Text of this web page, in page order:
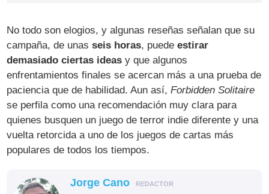
No todo son elogios, y algunas reseñas señalan que su
campaña, de unasseis horas, puedeestirar
demasiado ciertas ideas y que algunos
enfrentamientos finales se acercan más a una prueba de
paciencia que de habilidad. Aun así,Forbidden Solitaire
se perfila como una recomendación muy clara para
quienes busquen un juego de terror indie diferente y una
vuelta retorcida a uno de los juegos de cartas más
populares de todos los tiempos.
Jorge Cano REDACTOR